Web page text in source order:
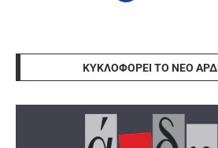
ΚΥΚΛΟΦΟΡΕΊ ΤΟ ΝΈΟ